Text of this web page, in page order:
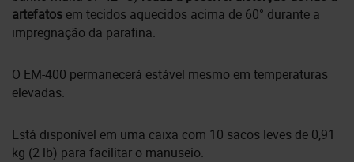
artefatos em tecidos aquecidos acima de 60° durante a
impregnação da parafina.
O EM-400 permanecerá estável mesmo em temperaturas
elevadas.
Está disponível em uma caixa com 10 sacos leves de 0,91
kg (2 lb) para facilitar o manuseio.